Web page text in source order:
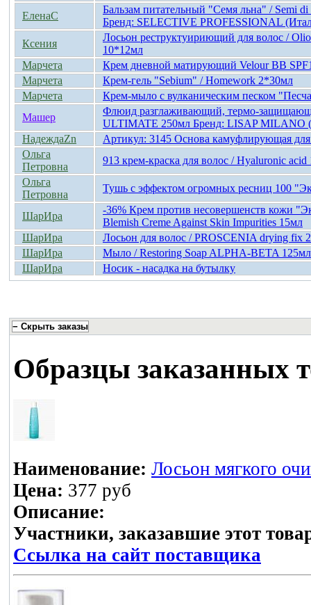
ЕленаС
Бальзам питательный "Семя льна" / Semi
Бренд: SELECTIVE PROFESSIONAL
Ксения
Лосьон реструктуириющий для волос /
10*12мл
Марчета
Крем дневной матирующий Velour BB
Марчета
Крем-гель "Sebium" / Homework 2*30мл
Марчета
Крем-мыло с вулканическим песком
Машер
Флюид разглаживающий, термо-
ULTIMATE 250мл Бренд: LISAP MILANO
НадеждаZn
Артикул: 3145 Основа камуфлирующая для
Ольга
Петровна
913 крем-краска для волос / Hyaluronic
Ольга
Петровна
Тушь с эффектом огромных ресниц 100
ШарИра
-36% Крем против несовершенств кожи
Blemish Creme Against Skin Impurities 15мл
ШарИра
Лосьон для волос / PROSCENIA drying fix
ШарИра
Мыло / Restoring Soap ALPHA-BETA
ШарИра
Носик - насадка на бутылку
Образцы заказанных
Наименование: Лосьон мягкого
Цена: 377 руб
Описание:
Участники, заказавшие этот
Ссылка на сайт поставщика